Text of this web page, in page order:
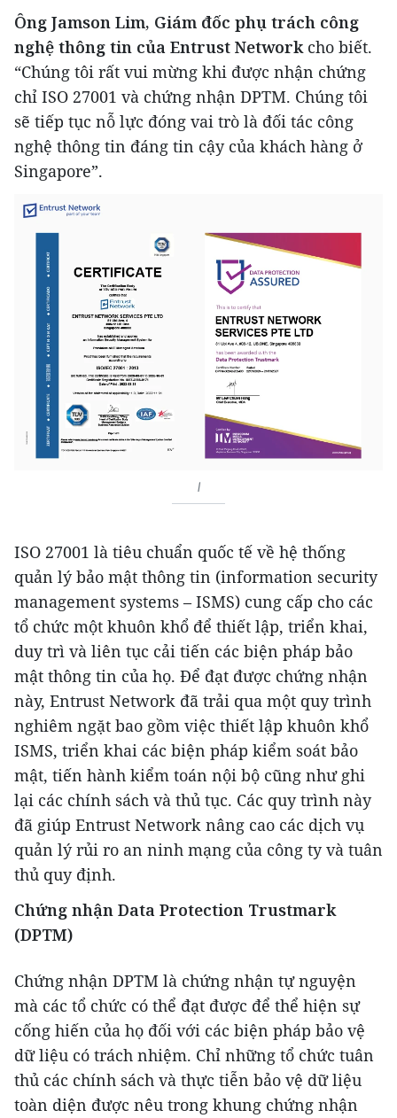
Ông Jamson Lim, Giám đốc phụ trách công
nghệ thông tin của Entrust Networkcho biết.
“Chúng tôi rất vui mừng khi được nhận chứng
chỉ ISO 27001 và chứng nhận DPTM. Chúng tôi
sẽ tiếp tục nỗ lực đóng vai trò là đối tác công
nghệ thông tin đáng tin cậy của khách hàng ở
Singapore”.
I
ISO 27001 là tiêu chuẩn quốc tế về hệ thống
quản lý bảo mật thông tin (information security
management systems – ISMS) cung cấp cho các
tổ chức một khuôn khổ để thiết lập, triển khai,
duy trì và liên tục cải tiến các biện pháp bảo
mật thông tin của họ. Để đạt được chứng nhận
này, Entrust Network đã trải qua một quy trình
nghiêm ngặt bao gồm việc thiết lập khuôn khổ
ISMS, triển khai các biện pháp kiểm soát bảo
mật, tiến hành kiểm toán nội bộ cũng như ghi
lại các chính sách và thủ tục. Các quy trình này
đã giúp Entrust Network nâng cao các dịch vụ
quản lý rủi ro an ninh mạng của công ty và tuân
thủ quy định.
Chứng nhận Data Protection Trustmark
(DPTM)
Chứng nhận DPTM là chứng nhận tự nguyện
mà các tổ chức có thể đạt được để thể hiện sự
cống hiến của họ đối với các biện pháp bảo vệ
dữ liệu có trách nhiệm. Chỉ những tổ chức tuân
thủ các chính sách và thực tiễn bảo vệ dữ liệu
toàn diện được nêu trong khung chứng nhận